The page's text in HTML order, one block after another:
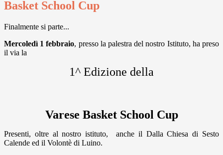
Basket School Cup
Finalmente si parte...
Mercoledì 1 febbraio, presso la palestra del nostro Istituto, ha preso
il via la
1^ Edizione della
Varese Basket School Cup
Presenti, oltre al nostro istituto, anche il Dalla Chiesa di Sesto
Calende ed il Volontè di Luino.